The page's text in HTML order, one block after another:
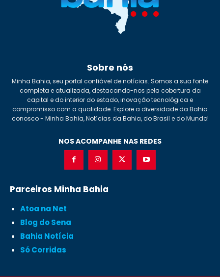
Sobre nós
Minha Bahia, seu portal confiável de notícias. Somos a sua fonte
completa e atualizada, destacando-nos pela cobertura da
capital e do interior do estado, inovação tecnológica e
compromisso com a qualidade. Explore a diversidade da Bahia
conosco - Minha Bahia, Notícias da Bahia, do Brasil e do Mundo!
NOS ACOMPANHE NAS REDES
Parceiros Minha Bahia
Atoa na Net
Blog do Sena
Bahia Notícia
Só Corridas